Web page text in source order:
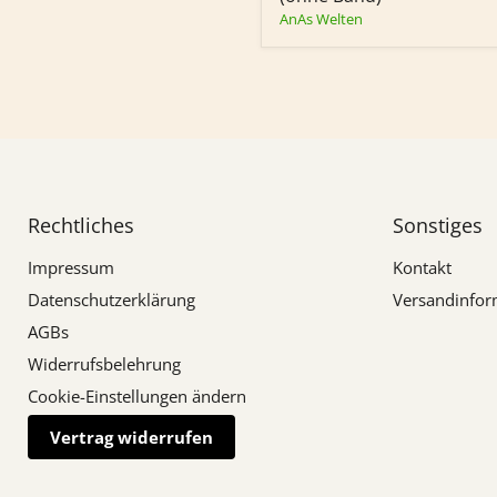
(925
Silber)
AnAs Welten
Rechtliches
Impressum
Datenschutzerklärung
AGBs
Widerrufsbelehrung
Cookie-Einstellungen ändern
Vertrag widerrufen
Sonstiges
Kontakt